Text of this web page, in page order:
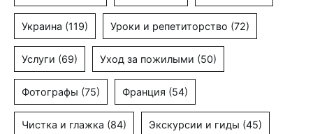
Украина (119) Уроки и репетиторство (72)
Услуги (69) Уход за пожилыми (50)
Фотографы (75) Франция (54)
Чистка и глажка (84) Экскурсии и гиды (45)